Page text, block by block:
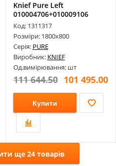
Knief Pure Left
010004706+010009106
Акрилова Ванна 1...
Код: 1311317
Розміри: 1800х800
Серія: PURE
Виробник: KNIEF
Од.вимірювання: шт
111 644.50 101 495.00
Купити
ще 24 товарів